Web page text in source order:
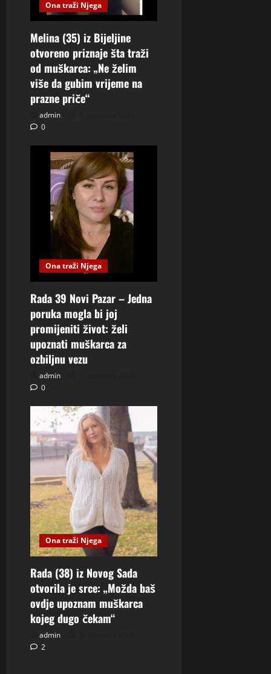
Ona traži Njega
Melina (35) iz Bijeljine
otvoreno priznaje šta traži
od muškarca: „Ne želim
više da gubim vrijeme na
prazne priče“
admin
0
Ona traži Njega
Rada 39 Novi Pazar – Jedna
poruka mogla bi joj
promijeniti život: želi
upoznati muškarca za
ozbiljnu vezu
admin
0
Ona traži Njega
Rada (38) iz Novog Sada
otvorila je srce: „Možda baš
ovdje upoznam muškarca
kojeg dugo čekam“
admin
2